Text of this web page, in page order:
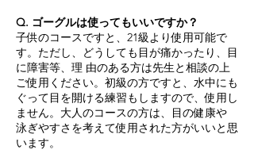
Q. ゴーグルは使ってもいいですか？
子供のコースですと、21級より使用可能で
す。ただし、どうしても目が痛かったり、目
に障害等、理 由のある方は先生と相談の上
ご使用ください。初級の方ですと、水中にも
ぐって目を開ける練習もしますので、使用し
ません。大人のコースの方は、目の健康や
泳ぎやすさを考えて使用された方がいいと思
います。